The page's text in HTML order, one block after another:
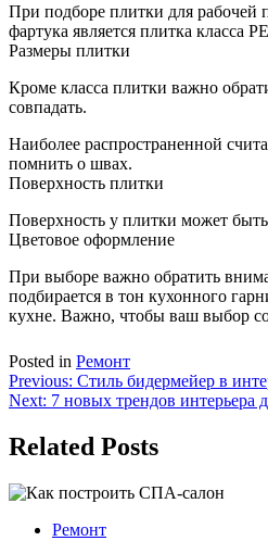
При подборе плитки для рабочей
фартука является плитка класса
Размеры плитки
Кроме класса плитки важно
совпадать.
Наиболее распространенной
помнить о швах.
Поверхность плитки
Поверхность у плитки может
Цветовое оформление
При выборе важно обратить
подбирается в тон кухонного
кухне. Важно, чтобы ваш выбор
Posted in Ремонт
Навигация
по
записям
Previous: Стиль бидермейер в
Next: 7 новых трендов интерьера
Related Posts
Ремонт